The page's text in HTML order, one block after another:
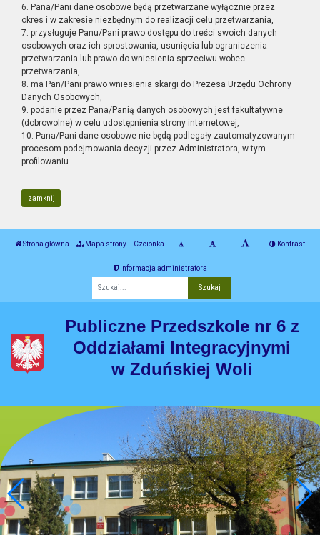
6. Pana/Pani dane osobowe będą przetwarzane wyłącznie przez
okres i w zakresie niezbędnym do realizacji celu przetwarzania,
7. przysługuje Panu/Pani prawo dostępu do treści swoich danych
osobowych oraz ich sprostowania, usunięcia lub ograniczenia
przetwarzania lub prawo do wniesienia sprzeciwu wobec
przetwarzania,
8. ma Pan/Pani prawo wniesienia skargi do Prezesa Urzędu Ochrony
Danych Osobowych,
9. podanie przez Pana/Panią danych osobowych jest fakultatywne
(dobrowolne) w celu udostępnienia strony internetowej,
10. Pana/Pani dane osobowe nie będą podlegały zautomatyzowanym
procesom podejmowania decyzji przez Administratora, w tym
profilowaniu.
zamknij
Strona główna Mapa strony Czcionka Kontrast
Informacja administratora
Publiczne Przedszkole nr 6 z
Oddziałami Integracyjnymi
w Zduńskiej Woli